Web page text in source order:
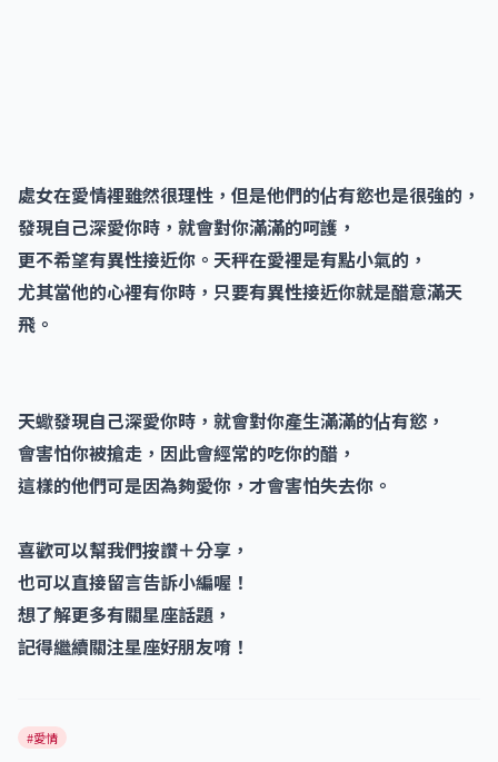
處女在愛情裡雖然很理性，但是他們的佔有慾也是很強的，
發現自己深愛你時，就會對你滿滿的呵護，
更不希望有異性接近你。天秤在愛裡是有點小氣的，
尤其當他的心裡有你時，只要有異性接近你就是醋意滿天
飛。
天蠍發現自己深愛你時，就會對你產生滿滿的佔有慾，
會害怕你被搶走，因此會經常的吃你的醋，
這樣的他們可是因為夠愛你，才會害怕失去你。
喜歡可以幫我們按讚＋分享，
也可以直接留言告訴小編喔！
想了解更多有關星座話題，
記得繼續關注星座好朋友唷！
#愛情